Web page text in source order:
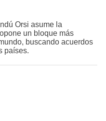
Orsi asume la
un bloque más
buscando acuerdos
países.